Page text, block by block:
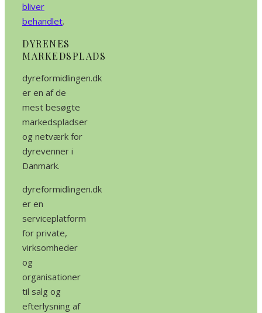
bliver
behandlet.
DYRENES
MARKEDSPLADS
dyreformidlingen.dk
er en af de
mest besøgte
markedspladser
og netværk for
dyrevenner i
Danmark.
dyreformidlingen.dk
er en
serviceplatform
for private,
virksomheder
og
organisationer
til salg og
efterlysning af